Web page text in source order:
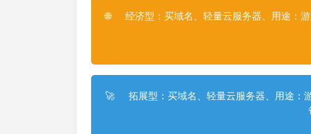
🌐
经济型：买域名、轻量云服务器、用途：
🚀
拓展型：买域名、轻量云服务器、用途：